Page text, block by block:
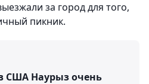
за город для того,
пикник.
США Наурыз очень